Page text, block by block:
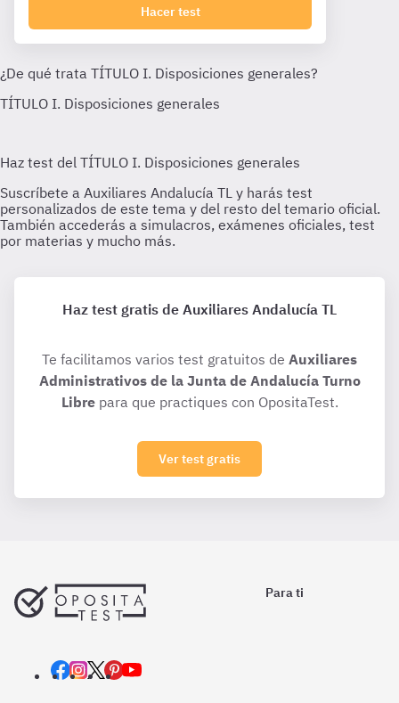
Hacer test
Haz test gratis de Auxiliares Andalucía TL
Te facilitamos varios test gratuitos de Auxiliares
Administrativos de la Junta de Andalucía Turno
Librepara que practiques con OpositaTest.
Ver test gratis
Para ti